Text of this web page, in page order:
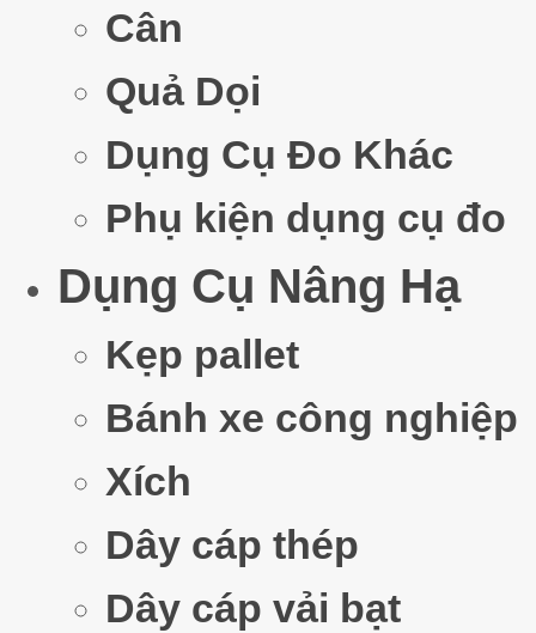
Cân
Quả Dọi
Dụng Cụ Đo Khác
Phụ kiện dụng cụ đo
Dụng Cụ Nâng Hạ
Kẹp pallet
Bánh xe công nghiệp
Xích
Dây cáp thép
Dây cáp vải bạt